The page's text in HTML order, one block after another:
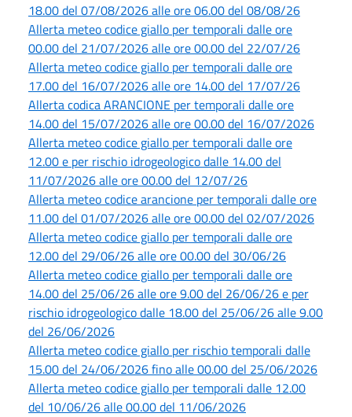
18.00 del 07/08/2026 alle ore 06.00 del 08/08/26
Allerta meteo codice giallo per temporali dalle ore
00.00 del 21/07/2026 alle ore 00.00 del 22/07/26
Allerta meteo codice giallo per temporali dalle ore
17.00 del 16/07/2026 alle ore 14.00 del 17/07/26
Allerta codica ARANCIONE per temporali dalle ore
14.00 del 15/07/2026 alle ore 00.00 del 16/07/2026
Allerta meteo codice giallo per temporali dalle ore
12.00 e per rischio idrogeologico dalle 14.00 del
11/07/2026 alle ore 00.00 del 12/07/26
Allerta meteo codice arancione per temporali dalle ore
11.00 del 01/07/2026 alle ore 00.00 del 02/07/2026
Allerta meteo codice giallo per temporali dalle ore
12.00 del 29/06/26 alle ore 00.00 del 30/06/26
Allerta meteo codice giallo per temporali dalle ore
14.00 del 25/06/26 alle ore 9.00 del 26/06/26 e per
rischio idrogeologico dalle 18.00 del 25/06/26 alle 9.00
del 26/06/2026
Allerta meteo codice giallo per rischio temporali dalle
15.00 del 24/06/2026 fino alle 00.00 del 25/06/2026
Allerta meteo codice giallo per temporali dalle 12.00
del 10/06/26 alle 00.00 del 11/06/2026